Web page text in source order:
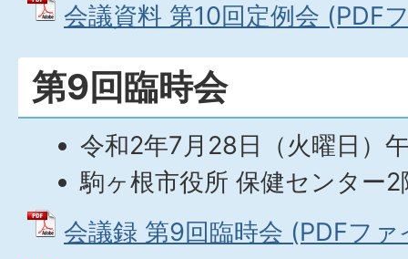
会議資料 第10回定例会 (PDF
第9回臨時会
令和2年7月28日（火曜日）
駒ヶ根市役所 保健センター
会議録 第9回臨時会 (PDFフ